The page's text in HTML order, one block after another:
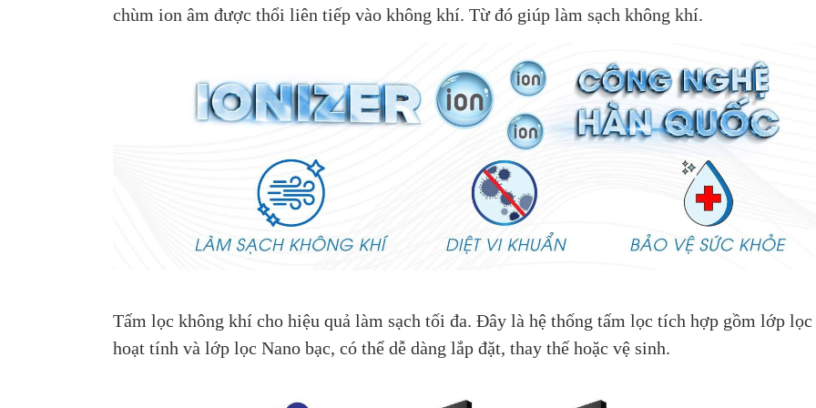
chùm ion âm được thổi liên tiếp vào không khí. Từ đó giúp làm sạch không khí.
Tấm lọc không khí cho hiệu quả làm sạch tối đa. Đây là hệ thống tấm lọc tích hợp gồm lớp lọc
hoạt tính và lớp lọc Nano bạc, có thể dễ dàng lắp đặt, thay thế hoặc vệ sinh.